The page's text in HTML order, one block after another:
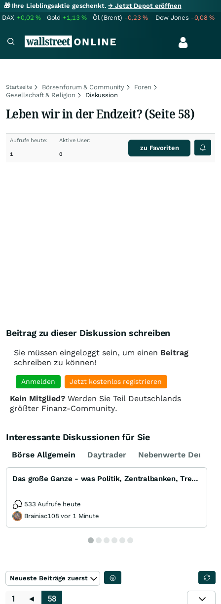
🎁 Ihre Lieblingsaktie geschenkt.→ Jetzt Depot eröffnen
DAX +0,02% Gold +1,13% Öl (Brent) -0,23% Dow Jones -0,08%
Startseite Börsenforum & Community
Foren
Gesellschaft & Religion
Diskussion
Leben wir in der Endzeit? (Seite 58)
Aufrufe heute:
1
Aktive User:
0
zu Favoriten
Beitrag zu dieser Diskussion schreiben
Sie müssen eingeloggt sein, um einen Beitrag
schreiben zu können!
Anmelden Jetzt kostenlos registrieren
Kein Mitglied? Werden Sie Teil Deutschlands
größter Finanz-Community.
Interessante Diskussionen für Sie
Börse Allgemein Daytrader Nebenwerte
Das große Ganze - was Politik, Zentralbanken, Trends, Medien und Gesellschaft mit Aktien, Rohstoffen
533 Aufrufe heute
Brainiac108 vor 1 Minute
Neueste Beiträge zuerst
1 ◄ 58